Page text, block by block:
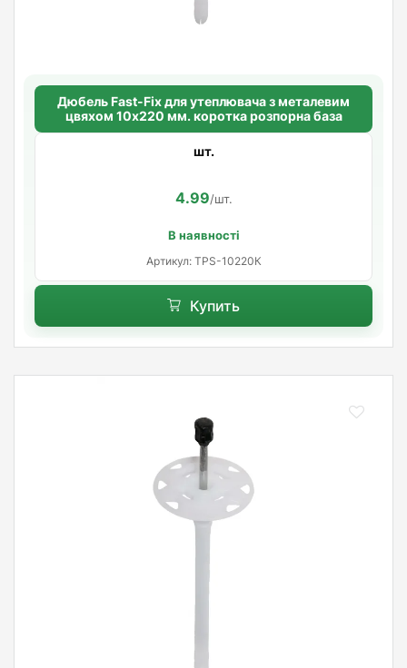
Дюбель Fast-Fix для утеплювача з металевим
цвяхом 10х220 мм. коротка розпорна база
шт.
4.99/шт.
В наявності
Артикул: TPS-10220К
Купить